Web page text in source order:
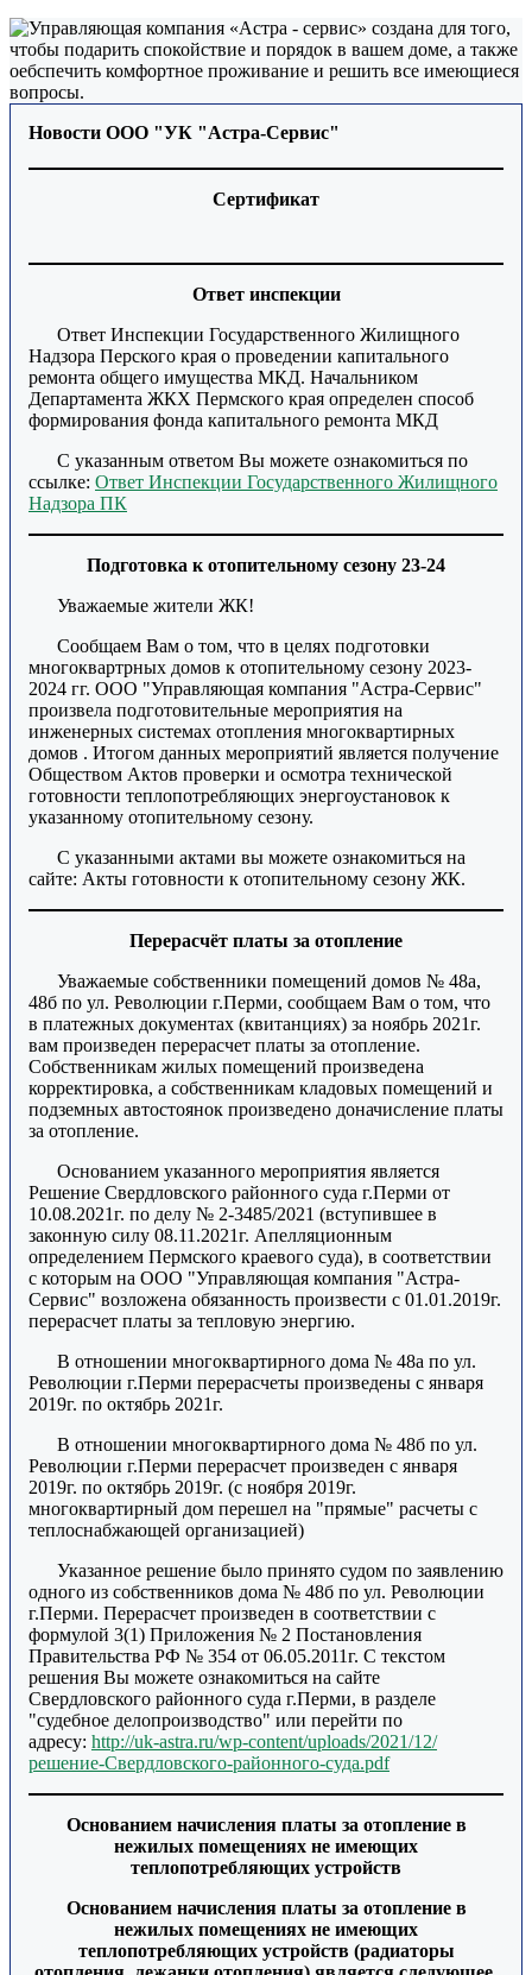
Новости ООО "УК "Астра-Сервис"
Сертификат
Ответ инспекции
Ответ Инспекции Государственного Жилищного
Надзора Перского края о проведении капитального
ремонта общего имущества МКД. Начальником
Департамента ЖКХ Пермского края определен способ
формирования фонда капитального ремонта МКД
С указанным ответом Вы можете ознакомиться по
ссылке: Ответ Инспекции Государственного Жилищного
Надзора ПК
Подготовка к отопительному сезону 23-24
Уважаемые жители ЖК!
Сообщаем Вам о том, что в целях подготовки
многоквартрных домов к отопительному сезону 2023-
2024 гг. ООО "Управляющая компания "Астра-Сервис"
произвела подготовительные мероприятия на
инженерных системах отопления многоквартирных
домов . Итогом данных мероприятий является получение
Обществом Актов проверки и осмотра технической
готовности теплопотребляющих энергоустановок к
указанному отопительному сезону.
С указанными актами вы можете ознакомиться на
сайте: Акты готовности к отопительному сезону ЖК.
Перерасчёт платы за отопление
Уважаемые собственники помещений домов № 48а,
48б по ул. Революции г.Перми, сообщаем Вам о том, что
в платежных документах (квитанциях) за ноябрь 2021г.
вам произведен перерасчет платы за отопление.
Собственникам жилых помещений произведена
корректировка, а собственникам кладовых помещений и
подземных автостоянок произведено доначисление платы
за отопление.
Основанием указанного мероприятия является
Решение Свердловского районного суда г.Перми от
10.08.2021г. по делу № 2-3485/2021 (вступившее в
законную силу 08.11.2021г. Апелляционным
определением Пермского краевого суда), в соответствии
с которым на ООО "Управляющая компания "Астра-
Сервис" возложена обязанность произвести с 01.01.2019г.
перерасчет платы за тепловую энергию.
В отношении многоквартирного дома № 48а по ул.
Революции г.Перми перерасчеты произведены с января
2019г. по октябрь 2021г.
В отношении многоквартирного дома № 48б по ул.
Революции г.Перми перерасчет произведен с января
2019г. по октябрь 2019г. (с ноября 2019г.
многоквартирный дом перешел на "прямые" расчеты с
теплоснабжающей организацией)
Указанное решение было принято судом по заявлению
одного из собственников дома № 48б по ул. Революции
г.Перми. Перерасчет произведен в соответствии с
формулой 3(1) Приложения № 2 Постановления
Правительства РФ № 354 от 06.05.2011г. С текстом
решения Вы можете ознакомиться на сайте
Свердловского районного суда г.Перми, в разделе
"судебное делопроизводство" или перейти по
адресу: http://uk-astra.ru/wp-content/uploads/2021/12/
решение-Свердловского-районного-суда.pdf
Основанием начисления платы за отопление в
нежилых помещениях не имеющих
теплопотребляющих устройств
Основанием начисления платы за отопление в
нежилых помещениях не имеющих
теплопотребляющих устройств (радиаторы